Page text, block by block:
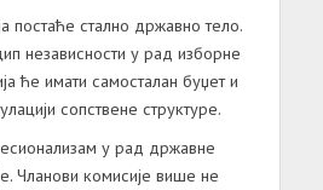
постаће стално државно тело.
независности у рад изборне
ће имати самосталан буџет и
сопствене структуре.
у рад државне
Чланови комисије више не